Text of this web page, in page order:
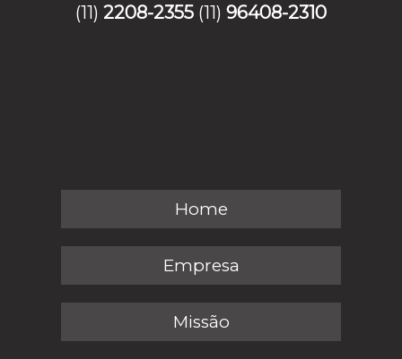
(11) 2208-2355 (11) 96408-2310
Home
Empresa
Missão